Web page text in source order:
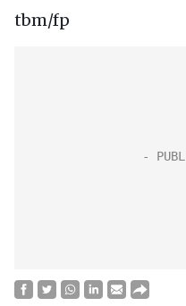
tbm/fp